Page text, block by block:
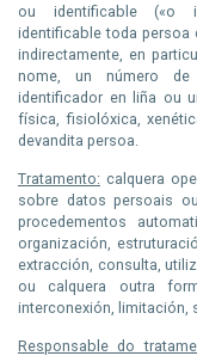
ou identificable («o
identificable toda persoa
indirectamente, en
nome, un número de
identificador en liña ou
física, fisiolóxica,
devandita persoa.
Tratamento: calquera
sobre datos persoais
procedementos
organización,
extracción, consulta,
ou calquera outra
interconexión, limitación,
Responsable do